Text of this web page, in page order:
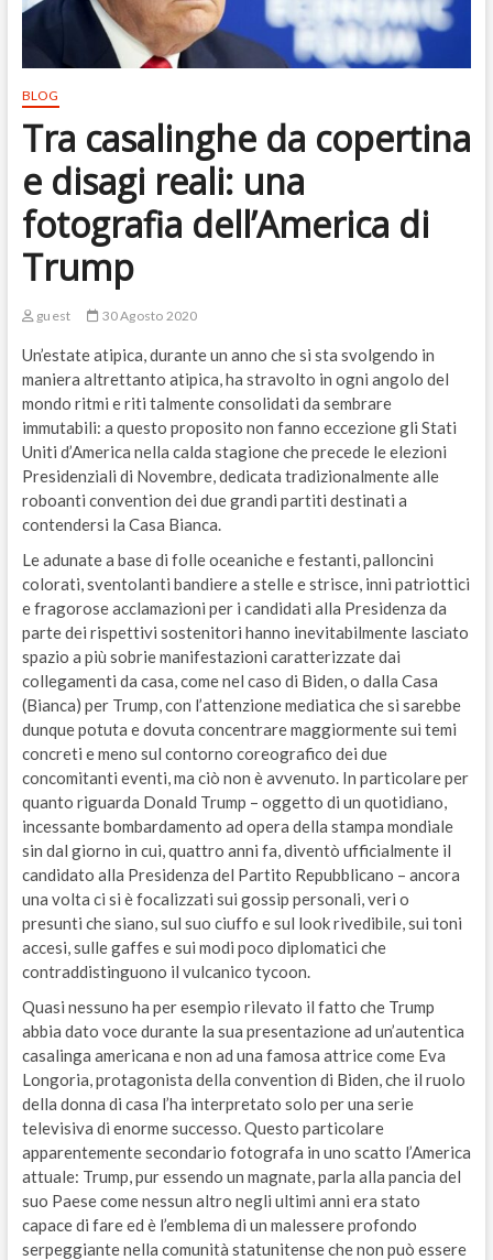
BLOG
Tra casalinghe da copertina
e disagi reali: una
fotografia dell’America di
Trump
guest 30 Agosto 2020
Un’estate atipica, durante un anno che si sta svolgendo in
maniera altrettanto atipica, ha stravolto in ogni angolo del
mondo ritmi e riti talmente consolidati da sembrare
immutabili: a questo proposito non fanno eccezione gli Stati
Uniti d’America nella calda stagione che precede le elezioni
Presidenziali di Novembre, dedicata tradizionalmente alle
roboanti convention dei due grandi partiti destinati a
contendersi la Casa Bianca.
Le adunate a base di folle oceaniche e festanti, palloncini
colorati, sventolanti bandiere a stelle e strisce, inni patriottici
e fragorose acclamazioni per i candidati alla Presidenza da
parte dei rispettivi sostenitori hanno inevitabilmente lasciato
spazio a più sobrie manifestazioni caratterizzate dai
collegamenti da casa, come nel caso di Biden, o dalla Casa
(Bianca) per Trump, con l’attenzione mediatica che si sarebbe
dunque potuta e dovuta concentrare maggiormente sui temi
concreti e meno sul contorno coreografico dei due
concomitanti eventi, ma ciò non è avvenuto. In particolare per
quanto riguarda Donald Trump – oggetto di un quotidiano,
incessante bombardamento ad opera della stampa mondiale
sin dal giorno in cui, quattro anni fa, diventò ufficialmente il
candidato alla Presidenza del Partito Repubblicano – ancora
una volta ci si è focalizzati sui gossip personali, veri o
presunti che siano, sul suo ciuffo e sul look rivedibile, sui toni
accesi, sulle gaffes e sui modi poco diplomatici che
contraddistinguono il vulcanico tycoon.
Quasi nessuno ha per esempio rilevato il fatto che Trump
abbia dato voce durante la sua presentazione ad un’autentica
casalinga americana e non ad una famosa attrice come Eva
Longoria, protagonista della convention di Biden, che il ruolo
della donna di casa l’ha interpretato solo per una serie
televisiva di enorme successo. Questo particolare
apparentemente secondario fotografa in uno scatto l’America
attuale: Trump, pur essendo un magnate, parla alla pancia del
suo Paese come nessun altro negli ultimi anni era stato
capace di fare ed è l’emblema di un malessere profondo
serpeggiante nella comunità statunitense che non può essere